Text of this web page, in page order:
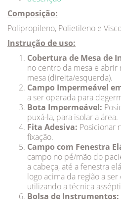
Composição:
Polipropileno, Polietileno e
Instrução de uso:
Cobertura de Mesa de
no centro da mesa e abrir
mesa (direita/esquerda).
Campo Impermeável
a ser operada para
Bota Impermeável:
puxá-la, para isolar a área.
Fita Adesiva: Posicionar
ﬁxação.
Campo com Fenestra
campo no pé/mão do
a cabeça, até a fenestra
logo acima da região a
utilizando a técnica
Bolsa de Instrumentos: